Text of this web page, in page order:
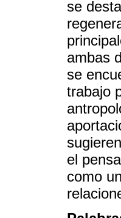
se
ambas
se
trabajo
el
como